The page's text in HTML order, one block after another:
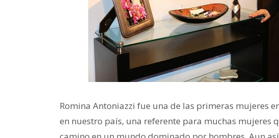
Romina Antoniazzi fue una de las primeras mujeres
en nuestro país, una referente para muchas mujeres